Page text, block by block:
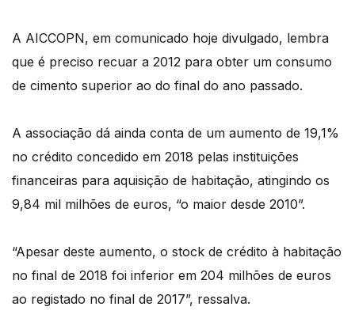
A AICCOPN, em comunicado hoje divulgado, lembra
que é preciso recuar a 2012 para obter um consumo
de cimento superior ao do final do ano passado.
A associação dá ainda conta de um aumento de 19,1%
no crédito concedido em 2018 pelas instituições
financeiras para aquisição de habitação, atingindo os
9,84 mil milhões de euros, “o maior desde 2010”.
“Apesar deste aumento, o stock de crédito à habitação
no final de 2018 foi inferior em 204 milhões de euros
ao registado no final de 2017”, ressalva.